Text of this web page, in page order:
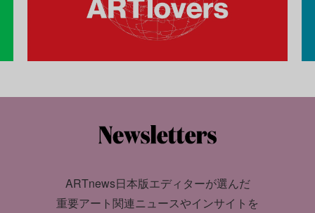
ARTnews日本版エディターが選んだ
重要アート関連ニュースやインサイトを